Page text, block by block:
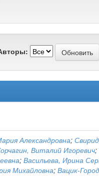
Александровна;
Виталий Игоревич;
; Васильева, Ирина
Михайловна; Вацик-